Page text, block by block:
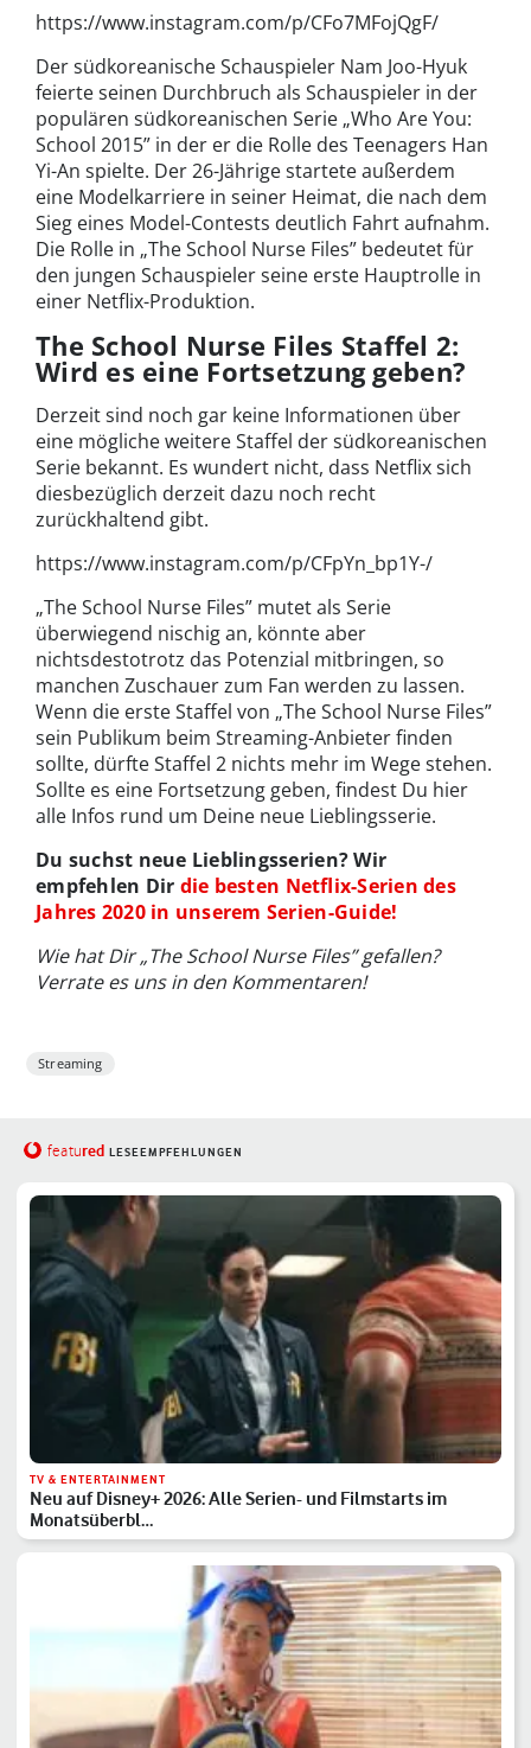
https://www.instagram.com/p/CFo7MFojQgF/
Der südkoreanische Schauspieler Nam Joo-Hyuk
feierte seinen Durchbruch als Schauspieler in der
populären südkoreanischen Serie „Who Are You:
School 2015” in der er die Rolle des Teenagers Han
Yi-An spielte. Der 26-Jährige startete außerdem
eine Modelkarriere in seiner Heimat, die nach dem
Sieg eines Model-Contests deutlich Fahrt aufnahm.
Die Rolle in „The School Nurse Files” bedeutet für
den jungen Schauspieler seine erste Hauptrolle in
einer Netflix-Produktion.
The School Nurse Files Staffel 2:
Wird es eine Fortsetzung geben?
Derzeit sind noch gar keine Informationen über
eine mögliche weitere Staffel der südkoreanischen
Serie bekannt. Es wundert nicht, dass Netflix sich
diesbezüglich derzeit dazu noch recht
zurückhaltend gibt.
https://www.instagram.com/p/CFpYn_bp1Y-/
„The School Nurse Files” mutet als Serie
überwiegend nischig an, könnte aber
nichtsdestotrotz das Potenzial mitbringen, so
manchen Zuschauer zum Fan werden zu lassen.
Wenn die erste Staffel von „The School Nurse Files”
sein Publikum beim Streaming-Anbieter finden
sollte, dürfte Staffel 2 nichts mehr im Wege stehen.
Sollte es eine Fortsetzung geben, findest Du hier
alle Infos rund um Deine neue Lieblingsserie.
Du suchst neue Lieblingsserien? Wir
empfehlen Dir die besten Netflix-Serien des
Jahres 2020 in unserem Serien-Guide!
Wie hat Dir „The School Nurse Files” gefallen?
Verrate es uns in den Kommentaren!
Streaming
featured LESEEMPFEHLUNGEN
TV & ENTERTAINMENT
Neu auf Disney+ 2026: Alle Serien- und Filmstarts im
Monatsüberbl…